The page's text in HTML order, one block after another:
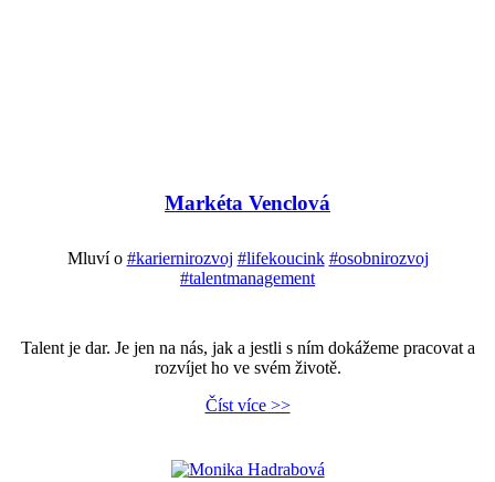
Markéta Venclová
Mluví o #kariernirozvoj #lifekoucink #osobnirozvoj
#talentmanagement
Talent je dar. Je jen na nás, jak a jestli s ním dokážeme pracovat a
rozvíjet ho ve svém životě.
Číst více >>